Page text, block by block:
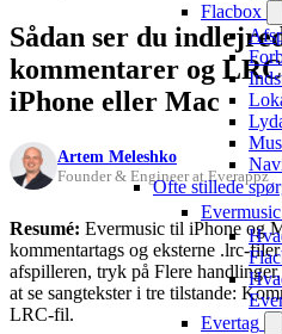
Flacbox
Ofte stillede
Evermusic
Evertag
Sådan ser du
kommentarer og
iPhone eller Mac
Artem Meleshko
Founder & Engineer at Everappz
Resumé: Evermusic til iPhone og
kommentartags og eksterne .lrc-
afspilleren, tryk på Flere
at se sangtekster i tre tilstande:
LRC-fil.